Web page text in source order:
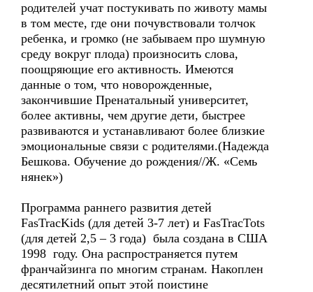
родителей учат постукивать по животу мамы
в том месте, где они почувствовали толчок
ребенка, и громко (не забываем про шумную
среду вокруг плода) произносить слова,
поощряющие его активность. Имеются
данные о том, что новорожденные,
закончившие Пренатальный университет,
более активны, чем другие дети, быстрее
развиваются и устанавливают более близкие
эмоциональные связи с родителями.(Надежда
Бешкова. Обучение до рождения//Ж. «Семь
нянек»)
Программа раннего развития детей
FasTracKids (для детей 3-7 лет) и FasTracTots
(для детей 2,5 – 3 года) была создана в США
1998 году. Она распространяется путем
франчайзинга по многим странам. Накоплен
десятилетний опыт этой поистине